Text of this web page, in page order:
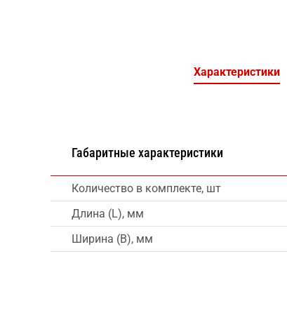
Характеристики
Габаритные характеристики
Количество в комплекте, шт
Длина (L), мм
Ширина (B), мм